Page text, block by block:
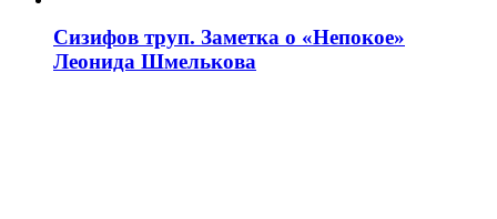
Сизифов труп. Заметка о «Непокое»
Леонида Шмелькова